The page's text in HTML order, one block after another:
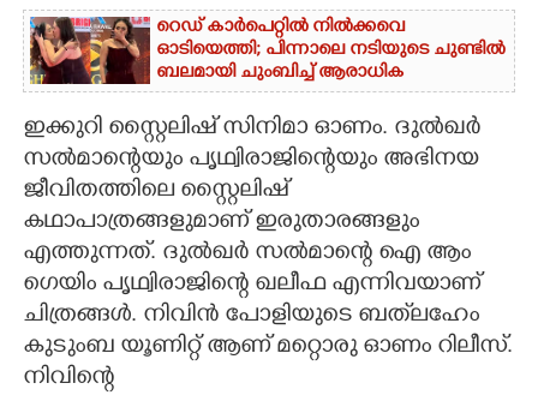
LITERATURE
ZOOM
CONTACT US
റെഡ് കാർപെറ്റിൽ നിൽക്കവെ
ഓടിയെത്തി; പിന്നാലെ നടിയുടെ ചുണ്ടിൽ
ബലമായി ചുംബിച്ച് ആരാധിക
ഇക്കുറി സ്റ്റൈലിഷ് സിനിമാ ഓണം. ദുൽഖർ
സൽമാന്റെയും പൃഥ്വിരാജിന്റെയും അഭിനയ
ജീവിതത്തിലെ സ്റ്റൈലിഷ്
കഥാപാത്രങ്ങളുമാണ് ഇരുതാരങ്ങളും
എത്തുന്നത്. ദുൽഖർ സൽമാന്റെ ഐ ആം
ഗെയിം പൃഥ്വിരാജിന്റെ ഖലീഫ എന്നിവയാണ്
ചിത്രങ്ങൾ. നിവിൻ പോളിയുടെ ബത്‌ലഹേം
കുടുംബ യൂണിറ്റ് ആണ് മറ്റൊരു ഓണം റിലീസ്.
നിവിന്റെ